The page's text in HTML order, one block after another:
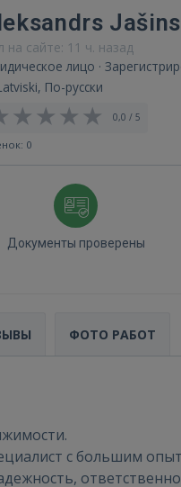
Jašins
на сайте: 11 ч. назад
лицо ·
По-русски
0,0 / 5
0
Документы проверены
ФОТО РАБОТ
с большим